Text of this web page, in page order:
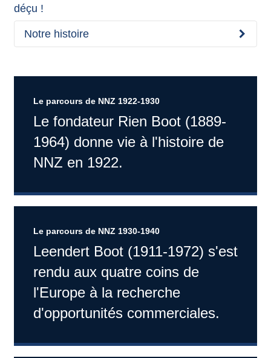
déçu !
Notre histoire
Le parcours de NNZ 1922-1930
Le fondateur Rien Boot (1889-
1964) donne vie à l'histoire de
NNZ en 1922.
Le parcours de NNZ 1930-1940
Leendert Boot (1911-1972) s'est
rendu aux quatre coins de
l'Europe à la recherche
d'opportunités commerciales.